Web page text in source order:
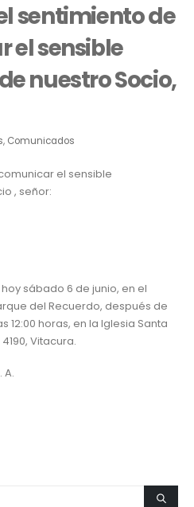
sentimiento de
el sensible
nuestro Socio,
, Comunicados
el sensible
, señor:
sábado 6 de junio, en el
del Recuerdo, después de
12:00 horas, en la Iglesia Santa
Vitacura.
A.